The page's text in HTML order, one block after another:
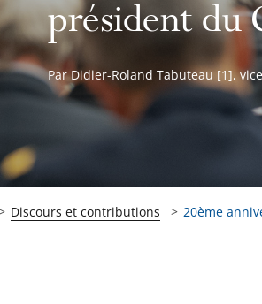
président du
Par Didier-Roland Tabuteau [1],
Discours et contributions 20ème